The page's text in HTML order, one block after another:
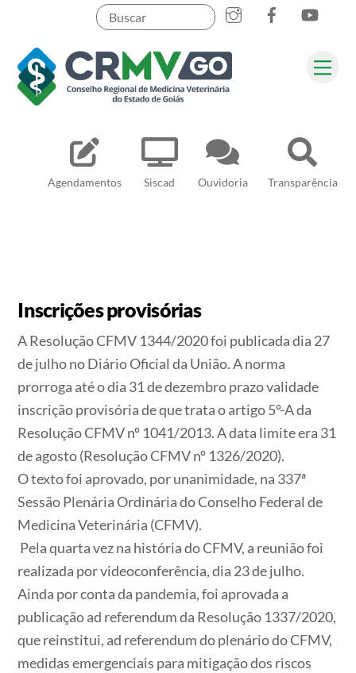
content
Agendamentos Siscad Ouvidoria Transparência
Pesquisar
Inscrições provisórias
A Resolução CFMV 1344/2020 foi publicada dia 27
de julho no Diário Oficial da União. A norma
prorroga até o dia 31 de dezembro prazo validade
inscrição provisória de que trata o artigo 5º-A da
Resolução CFMV nº 1041/2013. A data limite era 31
de agosto (Resolução CFMV nº 1326/2020).
O texto foi aprovado, por unanimidade, na 337ª
Sessão Plenária Ordinária do Conselho Federal de
Medicina Veterinária (CFMV).
Pela quarta vez na história do CFMV, a reunião foi
realizada por videoconferência, dia 23 de julho.
Ainda por conta da pandemia, foi aprovada a
publicação ad referendum da Resolução 1337/2020,
que reinstitui, ad referendum do plenário do CFMV,
medidas emergenciais para mitigação dos riscos